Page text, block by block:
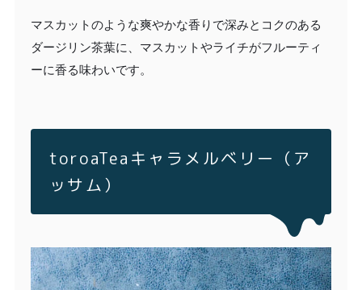
マスカットのような爽やかな香りで深みとコクのある
ダージリン茶葉に、マスカットやライチがフルーティ
ーに香る味わいです。
toroaTeaキャラメルベリー（ア
ッサム）